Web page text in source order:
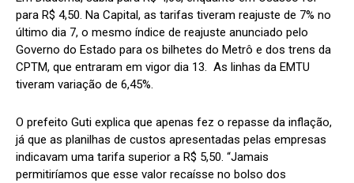
para R$ 4,50. Na Capital, as tarifas tiveram reajuste de 7% no
último dia 7, o mesmo índice de reajuste anunciado pelo
Governo do Estado para os bilhetes do Metrô e dos trens da
CPTM, que entraram em vigor dia 13. As linhas da EMTU
tiveram variação de 6,45%.
O prefeito Guti explica que apenas fez o repasse da inflação,
já que as planilhas de custos apresentadas pelas empresas
indicavam uma tarifa superior a R$ 5,50. “Jamais
permitiríamos que esse valor recaísse no bolso dos